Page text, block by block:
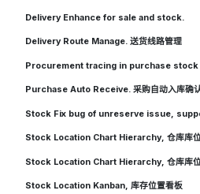
Delivery Enhance for sale and stock.
Delivery Route Manage. 送货线路管理
Procurement tracing in purchase stock
Purchase Auto Receive. 采购自动入库确
Stock Fix bug of unreserve issue,
Stock Location Chart Hierarchy, 仓库库位
Stock Location Chart Hierarchy, 仓库库位
Stock Location Kanban, 库存位置看板